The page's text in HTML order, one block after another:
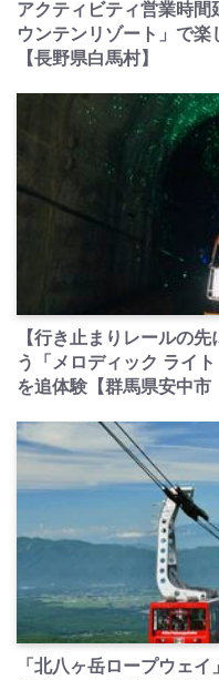
アクティビティ営業時間
ウンテンリゾート」で楽
【長野県白馬村】
【行き止まりレールの
う「メロディック ライ
を追体験【群馬県安中市
「北八ヶ岳ロープウェ